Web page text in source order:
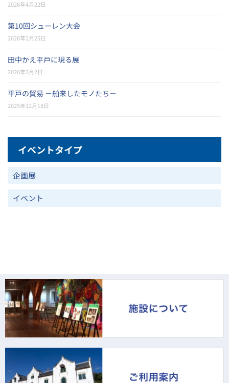
2026年4月22日
第10回シューレン大会
2026年2月25日
田中かえ平戸に現る展
2026年2月2日
平戸の貿易 －舶来したモノたち－
2025年12月18日
イベントタイプ
企画展
イベント